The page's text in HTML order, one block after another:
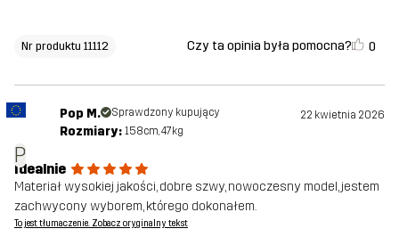
Nr produktu 11112 Czy ta opinia była pomocna? 0
P
Pop M. Sprawdzony kupujący 22 kwietnia 2026
Rozmiary: 158cm, 47kg
Idealnie
Materiał wysokiej jakości, dobre szwy, nowoczesny model, jestem
zachwycony wyborem, którego dokonałem.
To jest tłumaczenie. Zobacz oryginalny tekst